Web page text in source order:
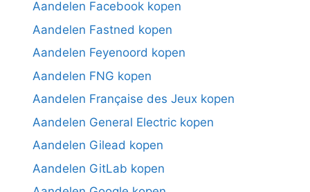
Aandelen Facebook kopen
Aandelen Fastned kopen
Aandelen Feyenoord kopen
Aandelen FNG kopen
Aandelen Française des Jeux kopen
Aandelen General Electric kopen
Aandelen Gilead kopen
Aandelen GitLab kopen